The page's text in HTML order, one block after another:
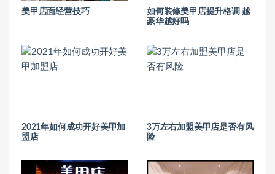
美甲店面经营技巧
如何装修美甲店提升格调 越
豪华越好吗
2021年如何成功开好美甲加
盟店
3万左右加盟美甲店是否有风
险